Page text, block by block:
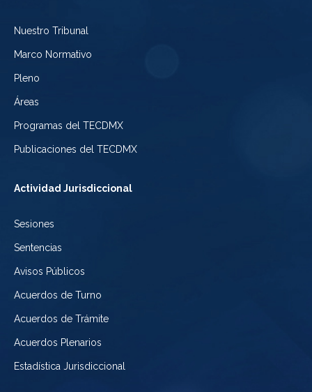
Nuestro Tribunal
Marco Normativo
Pleno
Áreas
Programas del TECDMX
Publicaciones del TECDMX
Actividad Jurisdiccional
Sesiones
Sentencias
Avisos Públicos
Acuerdos de Turno
Acuerdos de Trámite
Acuerdos Plenarios
Estadística Jurisdiccional